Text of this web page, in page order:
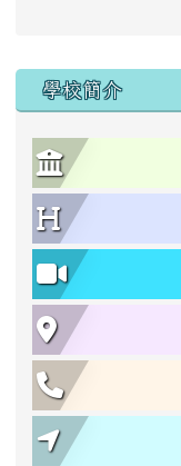
學校簡介